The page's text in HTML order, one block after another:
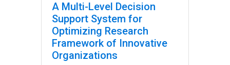
A Multi-Level Decision
Support System for
Optimizing Research
Framework of Innovative
Organizations